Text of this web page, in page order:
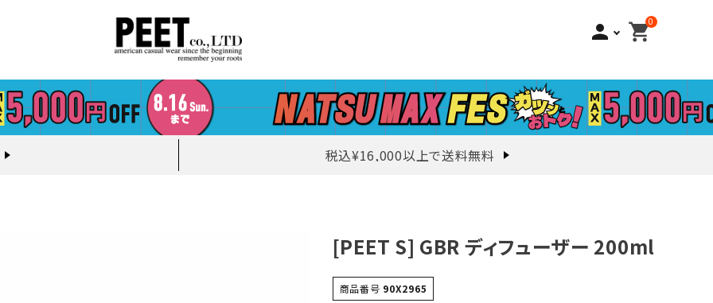
person 0
shopping_cart
税込¥16,000以上で送料無料
[PEET S] GBR ディフューザー 200ml
商品番号 90X2965